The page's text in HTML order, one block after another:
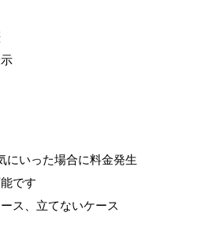
にいった場合に料金発生
です
ス、立てないケース